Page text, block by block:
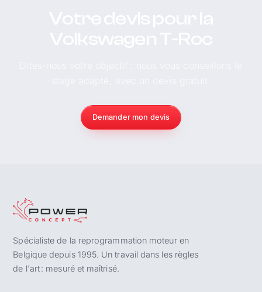
Demander mon devis
Spécialiste de la reprogrammation moteur en
Belgique depuis 1995. Un travail dans les règles
de l'art : mesuré et maîtrisé.